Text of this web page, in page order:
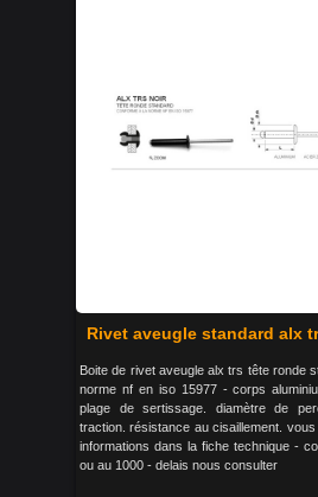
Rivet aveugle standard alx
Boite de rivet aveugle alx trs tête ronde
norme nf en iso 15977 - corps
plage de sertissage. diamètre de
traction. résistance au cisaillement.
informations dans la fiche technique -
ou au 1000 - delais nous consulter